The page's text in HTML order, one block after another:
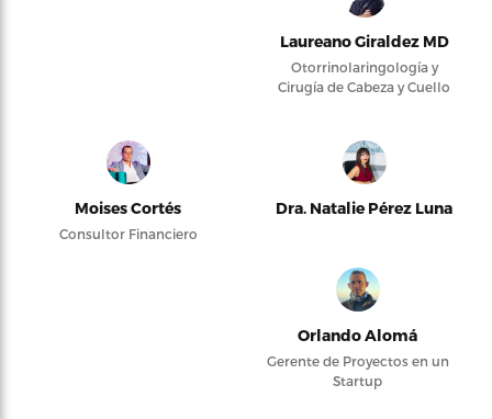
Laureano Giraldez MD
Otorrinolaringología y
Cirugía de Cabeza y Cuello
Moises Cortés
Consultor Financiero
Dra. Natalie Pérez Luna
Orlando Alomá
Gerente de Proyectos en un
Startup